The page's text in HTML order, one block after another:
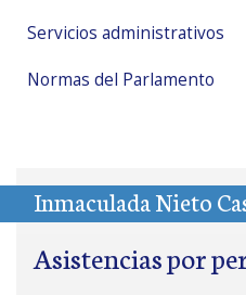
Servicios administrativos
Normas del Parlamento
Inmaculada Nieto
Asistencias por